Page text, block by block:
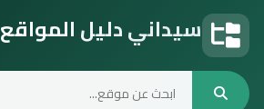
سيداني دليل المواقع